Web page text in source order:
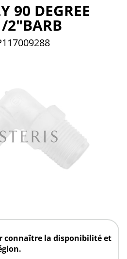
90 DEGREE
2"BARB
connaître la disponibilité et